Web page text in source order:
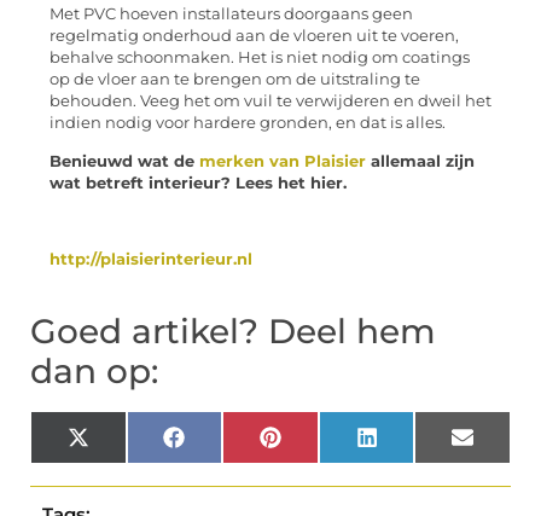
Met PVC hoeven installateurs doorgaans geen
regelmatig onderhoud aan de vloeren uit te voeren,
behalve schoonmaken. Het is niet nodig om coatings
op de vloer aan te brengen om de uitstraling te
behouden. Veeg het om vuil te verwijderen en dweil het
indien nodig voor hardere gronden, en dat is alles.
Benieuwd wat de merken van Plaisier allemaal zijn
wat betreft interieur? Lees het hier.
http://plaisierinterieur.nl
Goed artikel? Deel hem
dan op:
X
(Twitter)
Facebook Pinterest LinkedIn Email